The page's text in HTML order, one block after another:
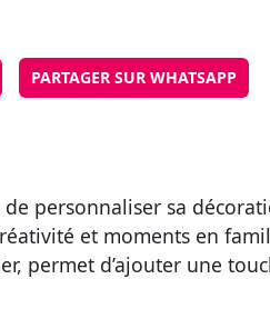
PARTAGER SUR WHATSAPP
personnaliser sa
et moments en
permet d’ajouter une